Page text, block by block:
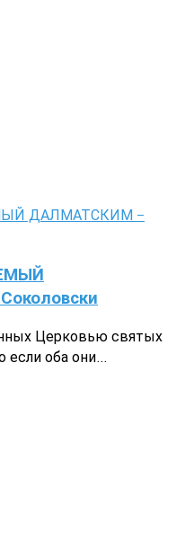
Церковью святых
если оба они...